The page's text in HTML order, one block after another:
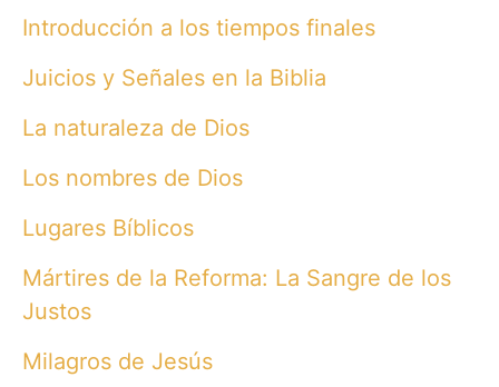
Introducción a los tiempos finales
Juicios y Señales en la Biblia
La naturaleza de Dios
Los nombres de Dios
Lugares Bíblicos
Mártires de la Reforma: La Sangre de los
Justos
Milagros de Jesús